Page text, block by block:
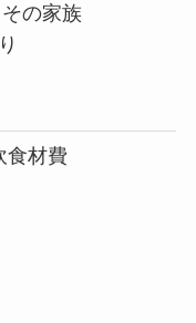
の家族
食材費